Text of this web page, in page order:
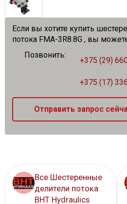
Если вы хотите купить
потока FMA-3R8.8G , вы
Позвонить:
+375 (29)
+375 (17)
Отправить запрос
Все Шестеренные
делители потока
BHT Hydraulics